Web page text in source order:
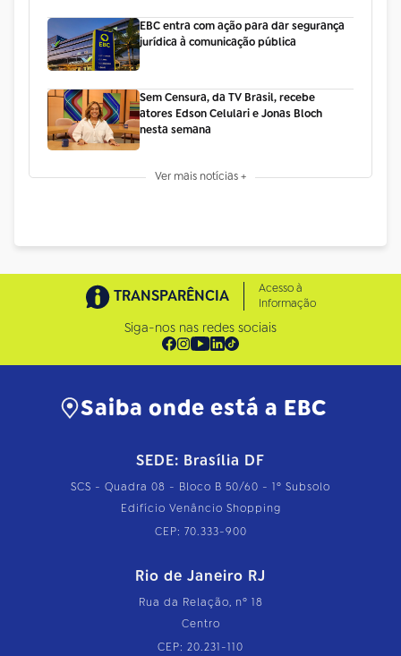
EBC entra com ação para dar segurança
jurídica à comunicação pública
Sem Censura, da TV Brasil, recebe
atores Edson Celulari e Jonas Bloch
nesta semana
Ver mais notícias +
TRANSPARÊNCIA
Acesso à
Informação
Siga-nos nas redes sociais
Saiba onde está a EBC
SEDE: Brasília DF
SCS - Quadra 08 - Bloco B 50/60 - 1º Subsolo
Edifício Venâncio Shopping
CEP: 70.333-900
Rio de Janeiro RJ
Rua da Relação, nº 18
Centro
CEP: 20.231-110